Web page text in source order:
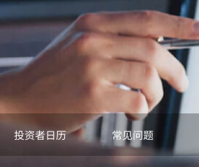
投资者日历 常见问题